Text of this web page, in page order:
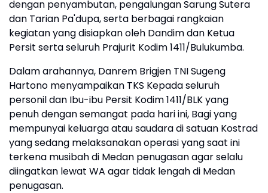
dengan penyambutan, pengalungan Sarung Sutera
dan Tarian Pa'dupa, serta berbagai rangkaian
kegiatan yang disiapkan oleh Dandim dan Ketua
Persit serta seluruh Prajurit Kodim 1411/Bulukumba.
Dalam arahannya, Danrem Brigjen TNI Sugeng
Hartono menyampaikan TKS Kepada seluruh
personil dan Ibu-ibu Persit Kodim 1411/BLK yang
penuh dengan semangat pada hari ini, Bagi yang
mempunyai keluarga atau saudara di satuan Kostrad
yang sedang melaksanakan operasi yang saat ini
terkena musibah di Medan penugasan agar selalu
diingatkan lewat WA agar tidak lengah di Medan
penugasan.